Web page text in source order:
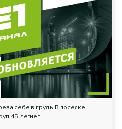
себе в грудь В поселке
45-летнег...